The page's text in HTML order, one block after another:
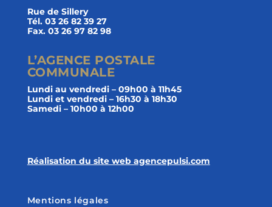
Rue de Sillery
Tél. 03 26 82 39 27
Fax. 03 26 97 82 98
L’AGENCE POSTALE
COMMUNALE
Lundi au vendredi – 09h00 à 11h45
Lundi et vendredi – 16h30 à 18h30
Samedi – 10h00 à 12h00
Réalisation du site web agencepulsi.com
Mentions légales